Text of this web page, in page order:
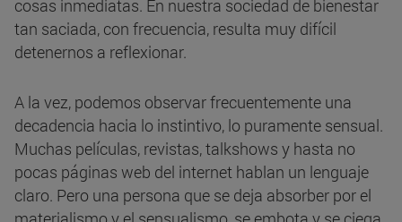
cosas inmediatas. En nuestra sociedad de bienestar
tan saciada, con frecuencia, resulta muy difícil
detenernos a reflexionar.
A la vez, podemos observar frecuentemente una
decadencia hacia lo instintivo, lo puramente sensual.
Muchas películas, revistas, talkshows y hasta no
pocas páginas web del internet hablan un lenguaje
claro. Pero una persona que se deja absorber por el